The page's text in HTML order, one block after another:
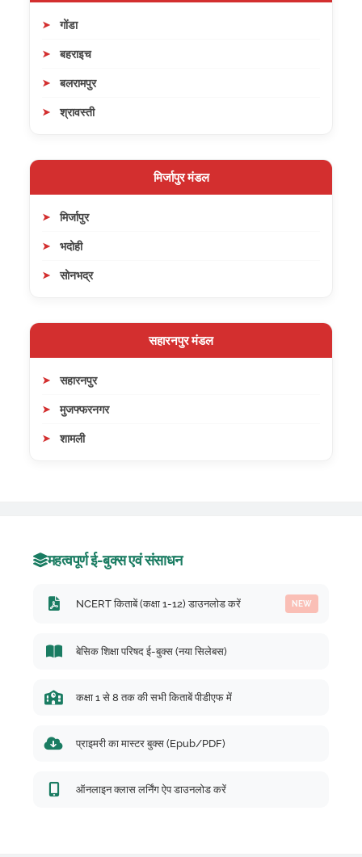
गोंडा
बहराइच
बलरामपुर
श्रावस्ती
मिर्जापुर मंडल
मिर्जापुर
भदोही
सोनभद्र
सहारनपुर मंडल
सहारनपुर
मुजफ्फरनगर
शामली
महत्वपूर्ण ई-बुक्स एवं संसाधन
NCERT किताबें (कक्षा 1-12) डाउनलोड करें NEW
बेसिक शिक्षा परिषद ई-बुक्स (नया सिलेबस)
कक्षा 1 से 8 तक की सभी किताबें पीडीएफ में
प्राइमरी का मास्टर बुक्स (Epub/PDF)
ऑनलाइन क्लास लर्निंग ऐप डाउनलोड करें